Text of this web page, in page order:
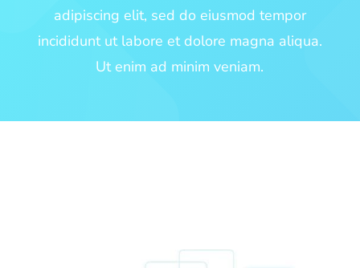
adipiscing elit, sed do eiusmod tempor
incididunt ut labore et dolore magna aliqua.
Ut enim ad minim veniam.